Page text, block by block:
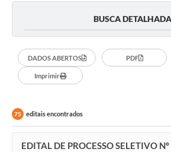
Diário Oficial
Turismo
Coleta seletiva - Informações
Legislação
BUSCA DETALHADA
DADOS ABERTOS PDF
Imprimir
75 editais encontrados
EDITAL DE PROCESSO SELETIVO